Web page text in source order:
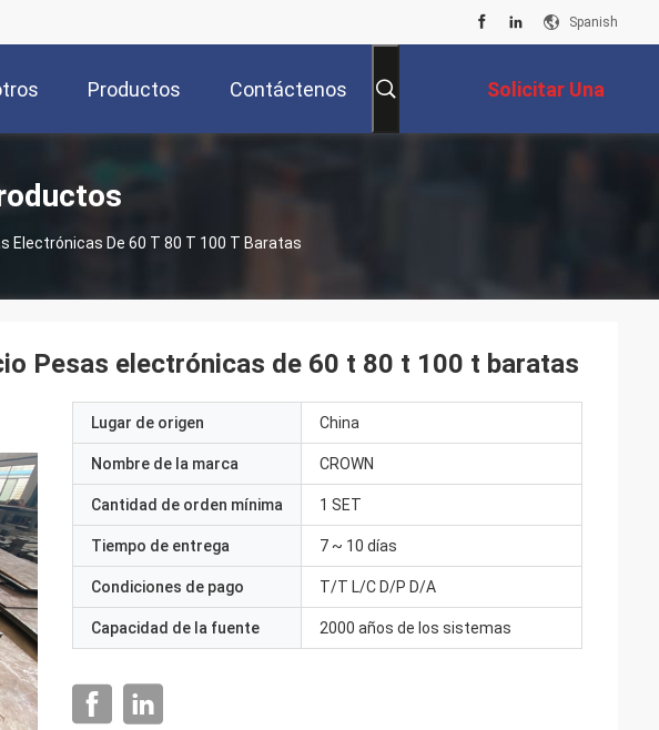
Spanish
Productos Contáctenos Solicitar Una
Cotización
Electrónicas De 60 T 80 T 100 T Baratas
Pesas electrónicas de 60 t 80 t 100 t baratas
Lugar de origen China
Nombre de la marca CROWN
Cantidad de orden mínima 1 SET
Tiempo de entrega 7 ~ 10 días
Condiciones de pago T/T L/C D/P D/A
Capacidad de la fuente 2000 años de los sistemas